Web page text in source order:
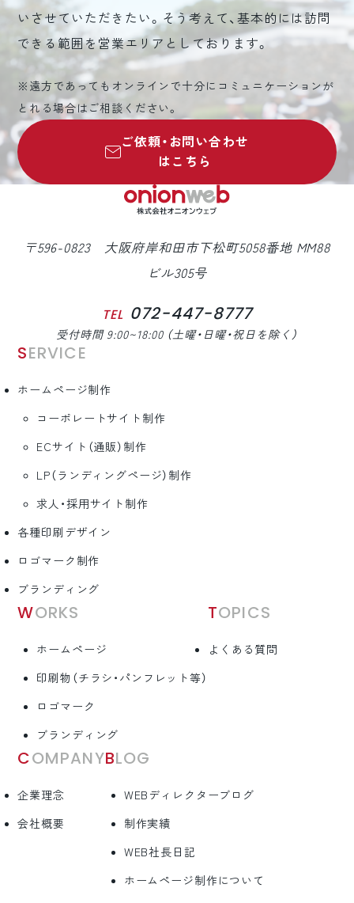
いさせていただきたい。そう考えて、基本的には訪問
できる範囲を営業エリアとしております。
※遠方であってもオンラインで十分にコミュニケーションが
とれる場合はご相談ください。
ご依頼・お問い合わせ
はこちら
〒596-0823 大阪府岸和田市下松町5058番地 MM88
ビル305号
TEL 072-447-8777
受付時間 9:00~18:00 （土曜・日曜・祝日を除く）
SERVICE
ホームページ制作
コーポレートサイト制作
ECサイト（通販）制作
LP（ランディングページ）制作
求人・採用サイト制作
各種印刷デザイン
ロゴマーク制作
ブランディング
WORKS
ホームページ
印刷物（チラシ・パンフレット等）
ロゴマーク
ブランディング
TOPICS
よくある質問
COMPANY
企業理念
会社概要
BLOG
WEBディレクターブログ
制作実績
WEB社長日記
ホームページ制作について